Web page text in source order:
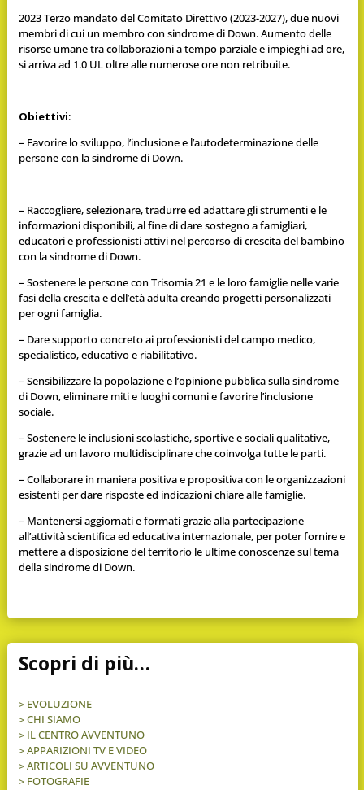
2023 Terzo mandato del Comitato Direttivo (2023-2027), due nuovi
membri di cui un membro con sindrome di Down. Aumento delle
risorse umane tra collaborazioni a tempo parziale e impieghi ad ore,
si arriva ad 1.0 UL oltre alle numerose ore non retribuite.
Obiettivi:
– Favorire lo sviluppo, l’inclusione e l’autodeterminazione delle
persone con la sindrome di Down.
– Raccogliere, selezionare, tradurre ed adattare gli strumenti e le
informazioni disponibili, al fine di dare sostegno a famigliari,
educatori e professionisti attivi nel percorso di crescita del bambino
con la sindrome di Down.
– Sostenere le persone con Trisomia 21 e le loro famiglie nelle varie
fasi della crescita e dell’età adulta creando progetti personalizzati
per ogni famiglia.
– Dare supporto concreto ai professionisti del campo medico,
specialistico, educativo e riabilitativo.
– Sensibilizzare la popolazione e l’opinione pubblica sulla sindrome
di Down, eliminare miti e luoghi comuni e favorire l’inclusione
sociale.
– Sostenere le inclusioni scolastiche, sportive e sociali qualitative,
grazie ad un lavoro multidisciplinare che coinvolga tutte le parti.
– Collaborare in maniera positiva e propositiva con le organizzazioni
esistenti per dare risposte ed indicazioni chiare alle famiglie.
– Mantenersi aggiornati e formati grazie alla partecipazione
all’attività scientifica ed educativa internazionale, per poter fornire e
mettere a disposizione del territorio le ultime conoscenze sul tema
della sindrome di Down.
Scopri di più…
> EVOLUZIONE
>CHI SIAMO
> IL CENTRO AVVENTUNO
>APPARIZIONI TV E VIDEO
>ARTICOLI SU AVVENTUNO
> FOTOGRAFIE